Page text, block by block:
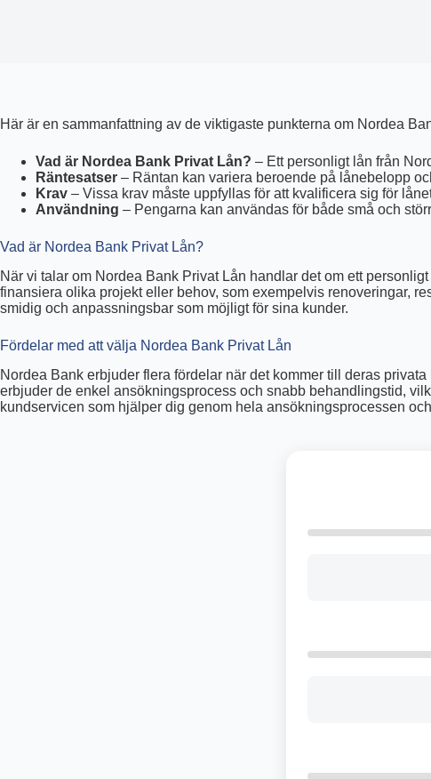
Här är en sammanfattning av de viktigaste punkterna om Nordea
Vad är Nordea Bank Privat Lån? – Ett personligt lån från
Räntesatser – Räntan kan variera beroende på lånebelopp
Krav – Vissa krav måste uppfyllas för att kvalificera sig för
Användning – Pengarna kan användas för både små och
Vad är Nordea Bank Privat Lån?
När vi talar om Nordea Bank Privat Lån handlar det om ett
finansiera olika projekt eller behov, som exempelvis renoveringar,
smidig och anpassningsbar som möjligt för sina kunder.
Fördelar med att välja Nordea Bank Privat Lån
Nordea Bank erbjuder flera fördelar när det kommer till deras
erbjuder de enkel ansökningsprocess och snabb behandlingstid,
kundservicen som hjälper dig genom hela ansökningsprocessen